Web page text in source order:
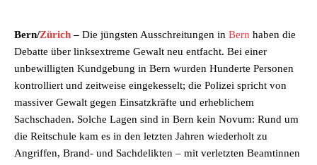
Bern/Zürich– Die jüngsten Ausschreitungen in Bern haben die
Debatte über linksextreme Gewalt neu entfacht. Bei einer
unbewilligten Kundgebung in Bern wurden Hunderte Personen
kontrolliert und zeitweise eingekesselt; die Polizei spricht von
massiver Gewalt gegen Einsatzkräfte und erheblichem
Sachschaden. Solche Lagen sind in Bern kein Novum: Rund um
die Reitschule kam es in den letzten Jahren wiederholt zu
Angriffen, Brand- und Sachdelikten – mit verletzten Beamtinnen